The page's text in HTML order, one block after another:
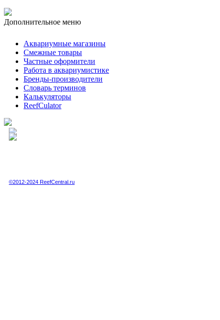
Дополнительное меню
Аквариумные магазины
Смежные товары
Частные оформители
Работа в аквариумистике
Бренды-производители
Словарь терминов
Калькуляторы
ReefCulator
©2012-2024 ReefCentral.ru